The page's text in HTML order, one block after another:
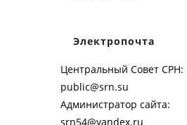
Электропочта
Центральный Совет СРН:
public@srn.su
Администратор сайта:
srn54@yandex.ru